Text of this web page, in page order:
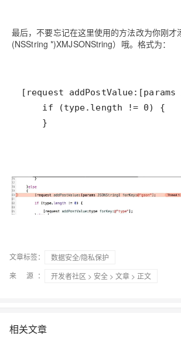
最后，不要忘记在这里使用的方法改为你刚才
(NSString *)XMJSONString）哦。格式为：
    }
文章标签：
数据安全/隐私保护
来 源：
开发者社区 > 安全 > 文章 > 正文
相关文章